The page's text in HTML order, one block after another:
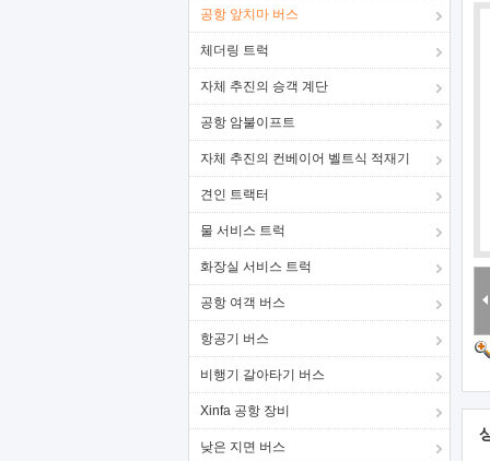
공항 앞치마 버스
체더링 트럭
자체 추진의 승객 계단
공항 암불이프트
자체 추진의 컨베이어 벨트식 적재기
견인 트랙터
물 서비스 트럭
화장실 서비스 트럭
공항 여객 버스
항공기 버스
비행기 갈아타기 버스
Xinfa 공항 장비
낮은 지면 버스